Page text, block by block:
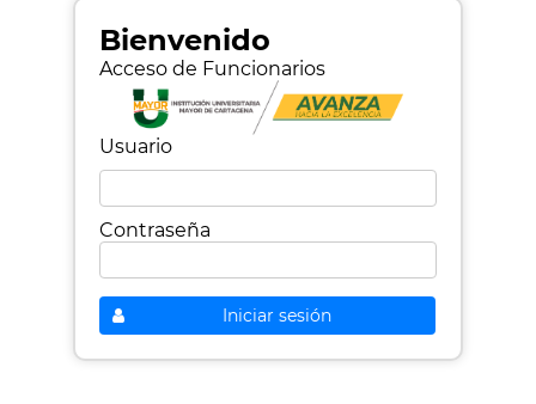
Bienvenido
Acceso de Funcionarios
Usuario
Contraseña
Iniciar sesión